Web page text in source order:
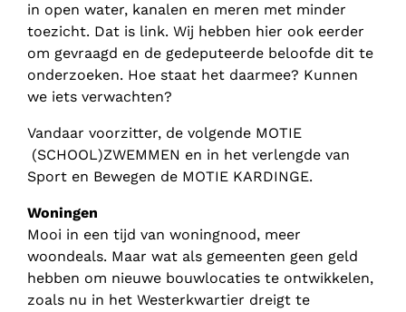
in open water, kanalen en meren met minder
toezicht. Dat is link. Wij hebben hier ook eerder
om gevraagd en de gedeputeerde beloofde dit te
onderzoeken. Hoe staat het daarmee? Kunnen
we iets verwachten?
Vandaar voorzitter, de volgende MOTIE
(SCHOOL)ZWEMMEN en in het verlengde van
Sport en Bewegen de MOTIE KARDINGE.
Woningen
Mooi in een tijd van woningnood, meer
woondeals. Maar wat als gemeenten geen geld
hebben om nieuwe bouwlocaties te ontwikkelen,
zoals nu in het Westerkwartier dreigt te